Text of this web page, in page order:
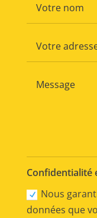
Confidentialité
Nous
données que